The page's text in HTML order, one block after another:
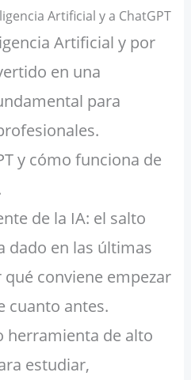
Artificial y a ChatGPT
Artificial y por
en una
para
y cómo funciona de
de la IA: el salto
dado en las últimas
conviene empezar
cuanto antes.
herramienta de alto
estudiar,